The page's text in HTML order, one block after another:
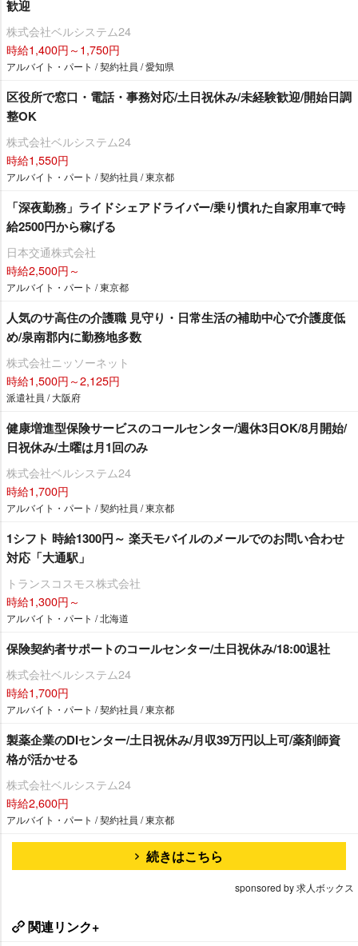
歓迎
株式会社ベルシステム24
時給1,400円～1,750円
アルバイト・パート / 契約社員 / 愛知県
区役所で窓口・電話・事務対応/土日祝休み/未経験歓迎/開始日調
整OK
株式会社ベルシステム24
時給1,550円
アルバイト・パート / 契約社員 / 東京都
「深夜勤務」ライドシェアドライバー/乗り慣れた自家用車で時
給2500円から稼げる
日本交通株式会社
時給2,500円～
アルバイト・パート / 東京都
人気のサ高住の介護職 見守り・日常生活の補助中心で介護度低
め/泉南郡内に勤務地多数
株式会社ニッソーネット
時給1,500円～2,125円
派遣社員 / 大阪府
健康増進型保険サービスのコールセンター/週休3日OK/8月開始/
日祝休み/土曜は月1回のみ
株式会社ベルシステム24
時給1,700円
アルバイト・パート / 契約社員 / 東京都
1シフト 時給1300円～ 楽天モバイルのメールでのお問い合わせ
対応「大通駅」
トランスコスモス株式会社
時給1,300円～
アルバイト・パート / 北海道
保険契約者サポートのコールセンター/土日祝休み/18:00退社
株式会社ベルシステム24
時給1,700円
アルバイト・パート / 契約社員 / 東京都
製薬企業のDIセンター/土日祝休み/月収39万円以上可/薬剤師資
格が活かせる
株式会社ベルシステム24
時給2,600円
アルバイト・パート / 契約社員 / 東京都
続きはこちら
sponsored by 求人ボックス
関連リンク+